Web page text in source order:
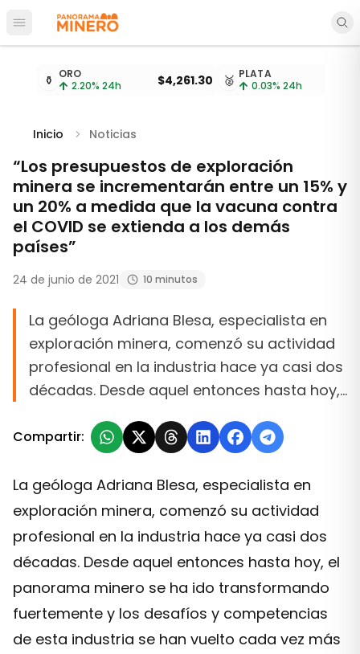
Abrir menú principal
Cotizaciones de metales actualizadas cada 15
⚱️ ORO
2.20% 24h $4,261.30 🥈 PLATA
0.03% 24h
Inicio Noticias
“Los presupuestos de exploración
minera se incrementarán entre un 15% y
un 20% a medida que la vacuna contra
el COVID se extienda a los demás
países”
24 de junio de 2021 10 minutos
La geóloga Adriana Blesa, especialista en
exploración minera, comenzó su actividad
profesional en la industria hace ya casi dos
décadas. Desde aquel entonces hasta hoy,…
Compartir:
La geóloga Adriana Blesa, especialista en
exploración minera, comenzó su actividad
profesional en la industria hace ya casi dos
décadas. Desde aquel entonces hasta hoy, el
panorama minero se ha ido transformando
fuertemente y los desafíos y competencias
de esta industria se han vuelto cada vez más